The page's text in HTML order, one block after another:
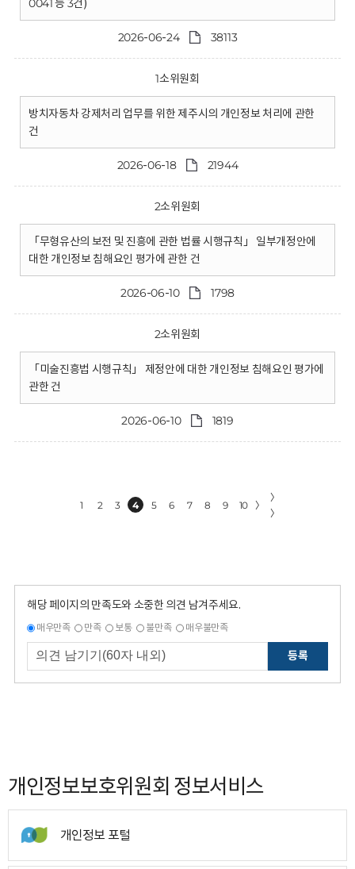
0041 등 3건)
2026-06-24 38113
1소위원회
방치자동차 강제처리 업무를 위한 제주시의 개인정보 처리에 관한
건
2026-06-18 21944
2소위원회
「무형유산의 보전 및 진흥에 관한 법률 시행규칙」 일부개정안에
대한 개인정보 침해요인 평가에 관한 건
2026-06-10 1798
2소위원회
「미술진흥법 시행규칙」 제정안에 대한 개인정보 침해요인 평가에
관한 건
2026-06-10 1819
1 2 3 4 5 6 7 8 9 10 〉
〉
〉
해당 페이지의 만족도와 소중한 의견 남겨주세요.
매우만족 만족 보통 불만족 매우불만족
등록
개인정보보호위원회 정보서비스
개인정보 포털